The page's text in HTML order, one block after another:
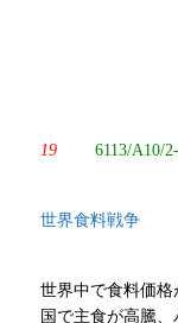
19 6113/A10/
世界食料戦争
世界中で食料価
国で主食が高騰